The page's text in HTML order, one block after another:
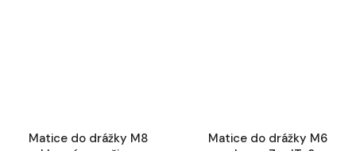
Matice do drážky M8
Matice do drážky M6